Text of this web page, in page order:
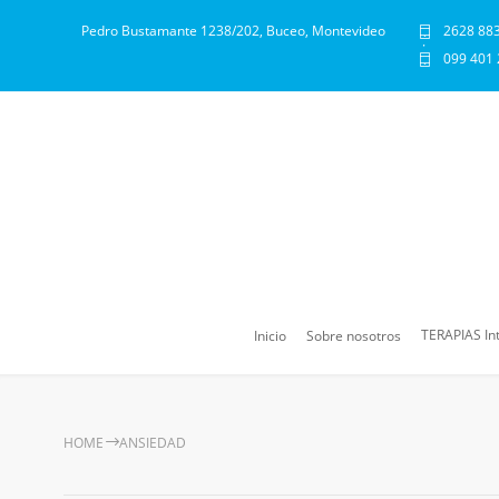
Pedro Bustamante 1238/202, Buceo, Montevideo 2628
·
099 401
Inicio Sobre nosotros TERAPIAS
HOME ANSIEDAD